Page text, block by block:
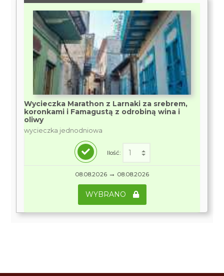
Wycieczka Marathon z Larnaki za srebrem,
koronkami i Famagustą z odrobiną wina i
oliwy
wycieczka jednodniowa
Ilość:
08.08.2026 → 08.08.2026
WYBRANO